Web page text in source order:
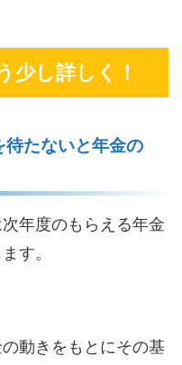
少し詳しく！
たないと年金の
年度のもらえる年金
す。
動きをもとにその基